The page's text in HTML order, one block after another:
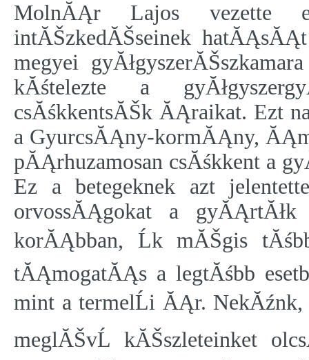
MolnĂĄr Lajos vezette
intĂŠzkedĂŠseinek
megyei
kĂśtelezte a
csĂśkkentsĂŠk ĂĄraikat. Ezt
a GyurcsĂĄny-kormĂĄny,
pĂĄrhuzamosan csĂśkkent a
Ez a betegeknek azt
orvossĂĄgokat a
korĂĄbban, Ĺk mĂŠgis
tĂĄmogatĂĄs a legtĂśbb
mint a termelĹi ĂĄr. NekĂźnk,
meglĂŠvĹ kĂŠszleteinket